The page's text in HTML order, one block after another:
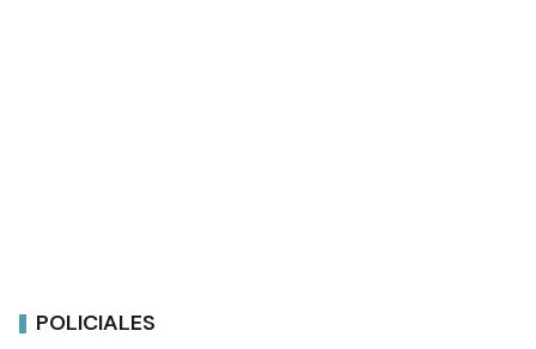
POLICIALES